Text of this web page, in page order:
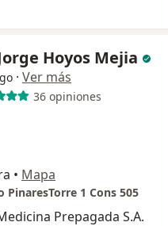
Hoyos Mejia
· Ver más
36 opiniones
• Mapa
PinaresTorre 1 Cons 505
Prepagada S.A.